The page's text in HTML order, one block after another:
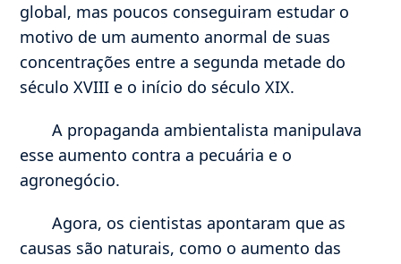
global, mas poucos conseguiram estudar o
motivo de um aumento anormal de suas
concentrações entre a segunda metade do
século XVIII e o início do século XIX.
A propaganda ambientalista manipulava
esse aumento contra a pecuária e o
agronegócio.
Agora, os cientistas apontaram que as
causas são naturais, como o aumento das